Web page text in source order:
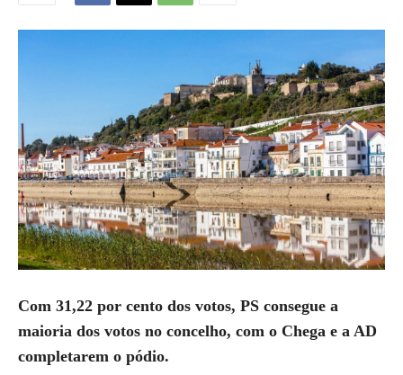
Com 31,22 por cento dos votos, PS consegue a
maioria dos votos no concelho, com o Chega e a AD
completarem o pódio.